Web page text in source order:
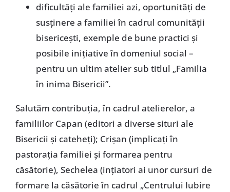
dificultăţi ale familiei azi, oportunităţi de
susţinere a familiei în cadrul comunităţii
bisericeşti, exemple de bune practici şi
posibile iniţiative în domeniul social –
pentru un ultim atelier sub titlul „Familia
în inima Bisericii”.
Salutăm contribuţia, în cadrul atelierelor, a
familiilor Capan (editori a diverse situri ale
Bisericii şi cateheţi); Crişan (implicaţi în
pastoraţia familiei şi formarea pentru
căsătorie), Sechelea (inţiatori ai unor cursuri de
formare la căsătorie în cadrul „Centrului Iubire